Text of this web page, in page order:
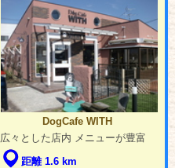
DogCafe WITH
広々とした店内 メニューが豊富
距離 1.6 km